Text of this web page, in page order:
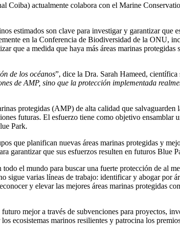
Coiba) actualmente colabora con el Marine
estimados son clave para investigar y garantizar que
en la Conferencia de Biodiversidad de la ONU,
que a medida que haya más áreas marinas protegidas
de los océanos”, dice la Dra. Sarah Hameed,
de AMP, sino que la protección implementada
protegidas (AMP) de alta calidad que salvaguarden
futuras. El esfuerzo tiene como objetivo ensamblar
Park.
que planifican nuevas áreas marinas protegidas y
garantizar que sus esfuerzos resulten en futuros Blue
el mundo para buscar una fuerte protección de al
sigue varias líneas de trabajo: identificar y abogar por
y elevar las mejores áreas marinas protegidas
mejor a través de subvenciones para proyectos,
ecosistemas marinos resilientes y patrocina los